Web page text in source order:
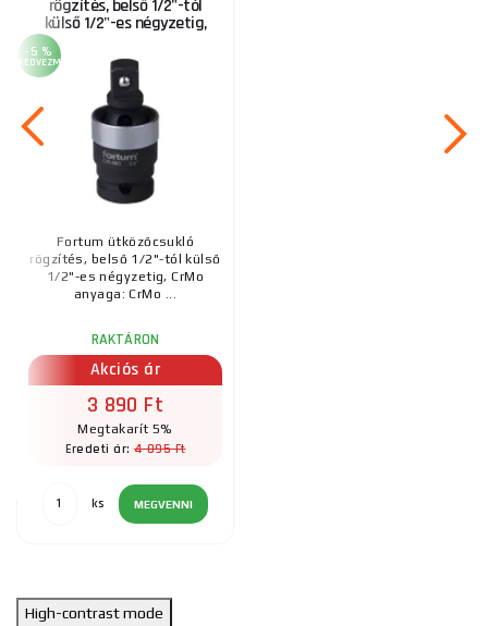
rögzítés, belső 1/2"-tól
külső 1/2"-es négyzetig,
-5 %
KEDVEZMÉNY
Fortum ütközőcsukló
rögzítés, belső 1/2"-tól külső
1/2"-es négyzetig, CrMo
anyaga: CrMo ...
RAKTÁRON
Akciós ár
3 890 Ft
Megtakarít 5%
Eredeti ár:4 095 Ft
ks MEGVENNI
High-contrast mode